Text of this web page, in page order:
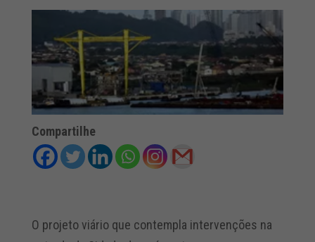
Compartilhe
O projeto viário que contempla intervenções na